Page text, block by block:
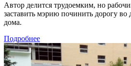
Автор делится трудоемким, но
заставить мэрию починить дорогу во
дома.
Подробнее